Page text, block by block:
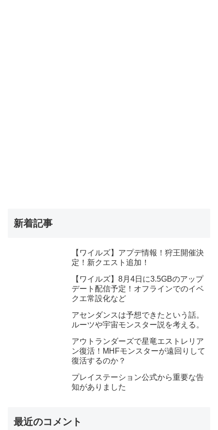
新着記事
【ワイルズ】アプデ情報！狩王開催決
定！新クエスト追加！
【ワイルズ】8月4日に3.5GBのアップ
デート配信予定！オフラインでのイベ
クエ常設化など
アセンダンスは予想できたという話。
ルーツや宇宙モンスター説を考える。
アウトランダーズで星竜エストレリア
ン復活！MHFモンスターが遠回りして
復活するのか？
プレイステーション公式から重要な告
知がありました
最近のコメント